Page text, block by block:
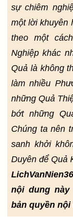
sự chiêm
một lời khuyên
theo một
Nghiệp khác
Quả là không
làm nhiều
những Quả
bớt những
Chúng ta nên
sanh khởi
Duyên để Quả
nội dung
bản quyền